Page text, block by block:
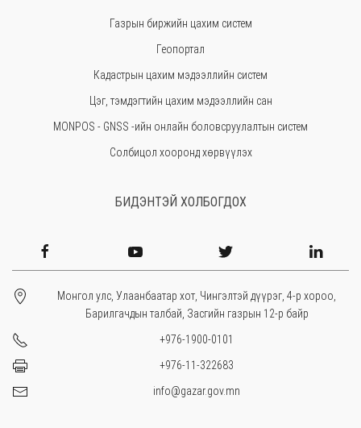
Өмнөговь
Увс
Өвөрхангай
Завхан
Газрын биржийн цахим систем
Геопортал
Кадастрын цахим мэдээллийн систем
Цэг, тэмдэгтийн цахим мэдээллийн сан
MONPOS - GNSS -ийн онлайн боловсруулалтын систем
Солбицол хооронд хөрвүүлэх
БИДЭНТЭЙ ХОЛБОГДОХ
Монгол улс, Улаанбаатар хот, Чингэлтэй дүүрэг, 4-р хороо,
Барилгачдын талбай, Засгийн газрын 12-р байр
+976-1900-0101
+976-11-322683
info@gazar.gov.mn